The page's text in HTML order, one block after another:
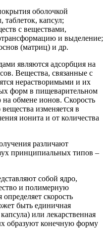
оболочкой
таблеток, капсул;
с веществами,
и выделение;
(матриц) и др.
являются адсорбция на
Вещества, связанные с
нерастворимыми и их
форм в пищеварительном
на обмене ионов. Скорость
изменяется в
ионита и от количества
различают
принципиальных типов –
собой ядро,
и полимерную
скорость
быть единичная
или лекарственная
образуют конечную форму